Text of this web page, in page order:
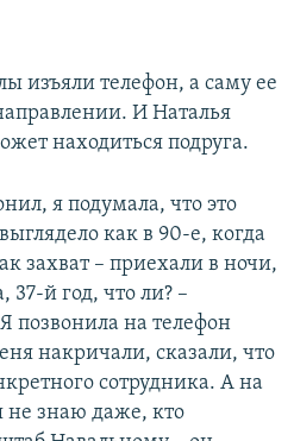
изъяли телефон, а саму ее
И Наталья
находиться подруга.
я подумала, что это
как в 90-е, когда
захват – приехали в ночи,
37-й год, что ли? –
позвонила на телефон
накричали, сказали, что
сотрудника. А на
не знаю даже, кто